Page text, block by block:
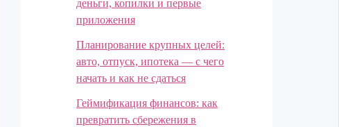
деньги, копилки и первые
приложения
Планирование крупных целей:
авто, отпуск, ипотека — с чего
начать и как не сдаться
Геймификация финансов: как
превратить сбережения в